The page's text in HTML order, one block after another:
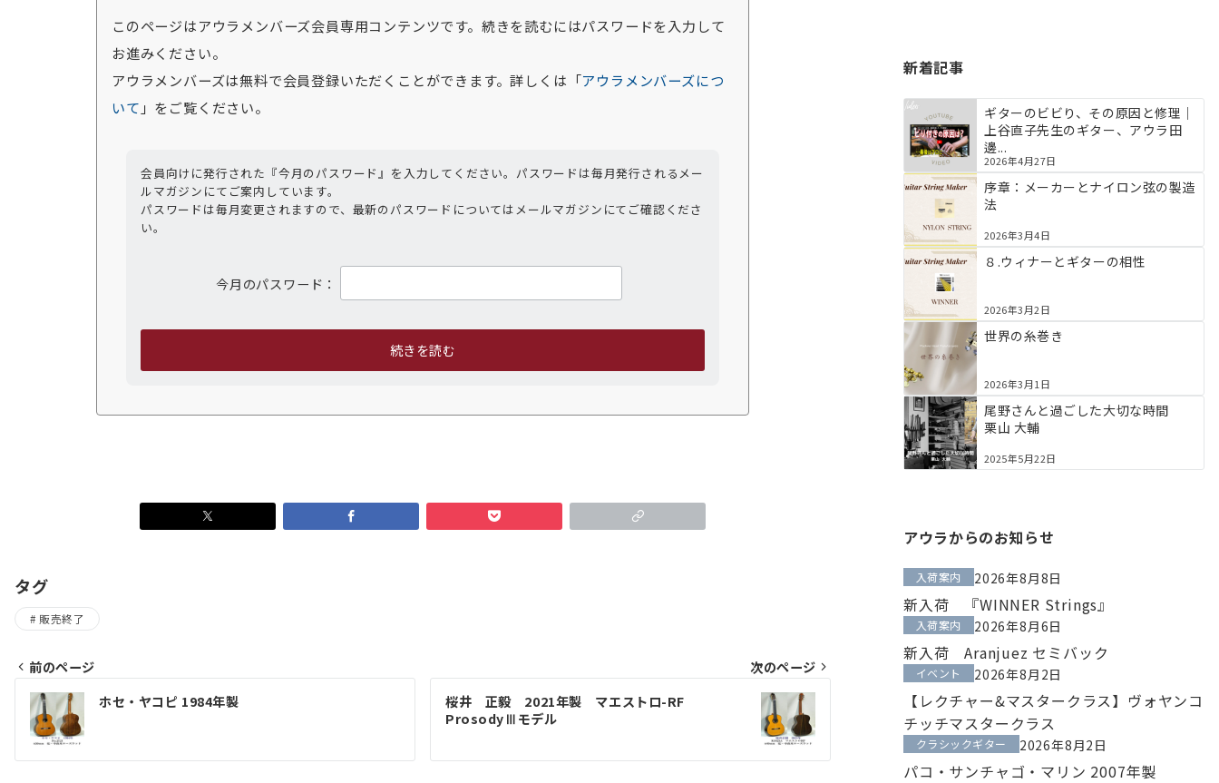
このページはアウラメンバーズ会員専用コンテンツです。続きを読むにはパスワードを入力して
お進みください。
アウラメンバーズは無料で会員登録いただくことができます。詳しくは「アウラメンバーズにつ
いて 」をご覧ください。
会員向けに発行された『今月のパスワード』を入力してください。パスワードは毎月発行されるメー
ルマガジンにてご案内しています。
パスワードは毎月変更されますので、最新のパスワードについてはメールマガジンにてご確認くださ
い。
今月のパスワード：
タグ
販売終了
投
稿
ナ
前のページ
ホセ・ヤコピ 1984年製
次のページ
桜井 正毅 2021年製 マエストロ-RF
ProsodyⅢモデル
新着記事
ギターのビビり、その原因と修理｜
上谷直子先生のギター、アウラ田
邊...
2026年4月27日
序章：メーカーとナイロン弦の製造
法
2026年3月4日
８.ウィナーとギターの相性
2026年3月2日
世界の糸巻き
2026年3月1日
尾野さんと過ごした大切な時間
栗山 大輔
2025年5月22日
アウラからのお知らせ
2026年8月8日
入荷案内
新入荷 『WINNER Strings』
2026年8月6日
入荷案内
新入荷 Aranjuez セミバック
2026年8月2日
イベント
【レクチャー&マスタークラス】ヴォヤンコ
チッチマスタークラス
2026年8月2日
クラシックギター
パコ・サンチャゴ・マリン 2007年製